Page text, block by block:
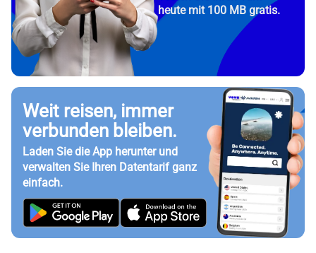
heute mit 100 MB gratis.
Weit reisen, immer
verbunden bleiben.
Laden Sie die App herunter und
verwalten Sie Ihren Datentarif ganz
einfach.